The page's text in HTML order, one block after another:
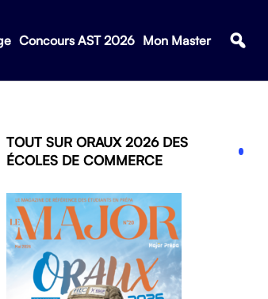
Concours AST 2026 Mon Master
TOUT SUR ORAUX 2026 DES
ÉCOLES DE COMMERCE